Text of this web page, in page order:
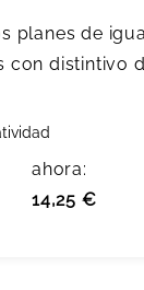
planes de
con distintivo
ahora:
14,25 €